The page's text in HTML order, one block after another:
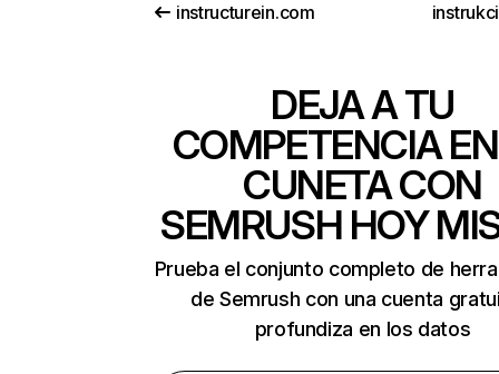
instructurein.com
DEJA A TU
COMPETENCIA
CUNETA CON
SEMRUSH HOY
Prueba el conjunto completo de
de Semrush con una cuenta
profundiza en los datos